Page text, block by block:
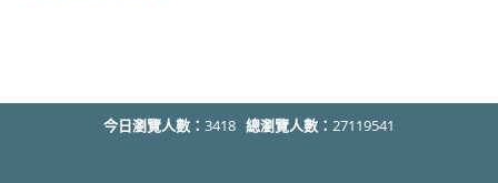
今日瀏覽人數： 3418 總瀏覽人數： 27119541